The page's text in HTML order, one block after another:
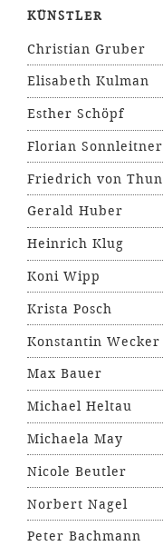
KÜNSTLER
Christian Gruber
Elisabeth Kulman
Esther Schöpf
Florian Sonnleitner
Friedrich von Thun
Gerald Huber
Heinrich Klug
Koni Wipp
Krista Posch
Konstantin Wecker
Max Bauer
Michael Heltau
Michaela May
Nicole Beutler
Norbert Nagel
Peter Bachmann